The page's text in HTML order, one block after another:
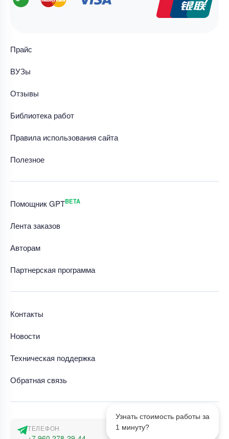
Узнать стоимость работы за
1 минуту?
Прайс
ВУЗы
Отзывы
Библиотека работ
Правила использования сайта
Полезное
Помощник GPTBETA
Лента заказов
Авторам
Партнерская программа
Контакты
Новости
Техническая поддержка
Обратная связь
ТЕЛЕФОН